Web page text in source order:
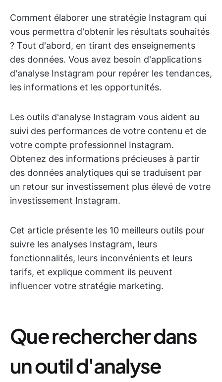
Comment élaborer une stratégie Instagram qui
vous permettra d'obtenir les résultats souhaités
? Tout d'abord, en tirant des enseignements
des données. Vous avez besoin d'applications
d'analyse Instagram pour repérer les tendances,
les informations et les opportunités.
Les outils d'analyse Instagram vous aident au
suivi des performances de votre contenu et de
votre compte professionnel Instagram.
Obtenez des informations précieuses à partir
des données analytiques qui se traduisent par
un retour sur investissement plus élevé de votre
investissement Instagram.
Cet article présente les 10 meilleurs outils pour
suivre les analyses Instagram, leurs
fonctionnalités, leurs inconvénients et leurs
tarifs, et explique comment ils peuvent
influencer votre stratégie marketing.
Que rechercher dans
un outil d'analyse